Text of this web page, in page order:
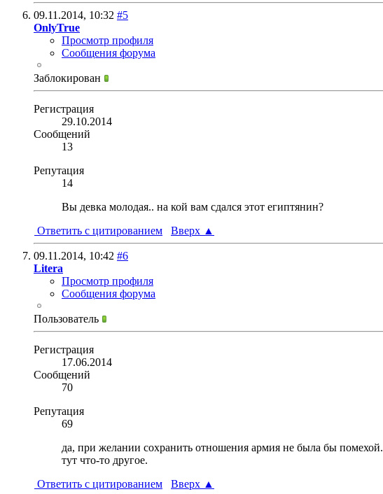
09.11.2014, 10:32 #5
OnlyTrue
Просмотр профиля
Сообщения форума
Заблокирован
Регистрация
29.10.2014
Сообщений
13
Репутация
14
Вы девка молодая.. на кой вам сдался этот египтянин?
Ответить с цитированием
Вверх ▲
09.11.2014, 10:42 #6
Litera
Просмотр профиля
Сообщения форума
Пользователь
Регистрация
17.06.2014
Сообщений
70
Репутация
69
да, при желании сохранить отношения армия не была бы помехой.
тут что-то другое.
Ответить с цитированием
Вверх ▲